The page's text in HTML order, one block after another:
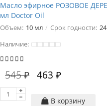
Масло эфирное РОЗОВОЕ
мл Doctor Oil
Объем: 10 мл Срок годности:
Наличие:
545 ₽ 463 ₽
В корзину